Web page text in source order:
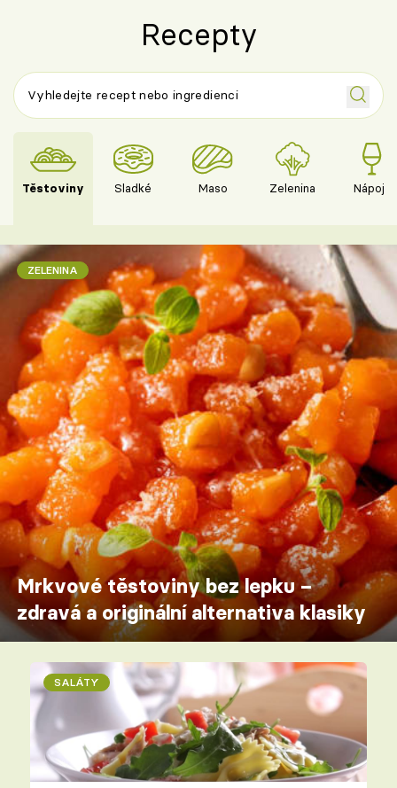
Recepty
Těstoviny Sladké Maso Zelenina Nápoje
ZELENINA
Mrkvové těstoviny bez lepku –
zdravá a originální alternativa klasiky
SALÁTY